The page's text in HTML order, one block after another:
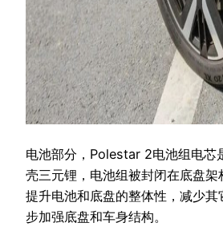
电池部分，Polestar 2电池组电芯
壳三元锂，电池组被封闭在底盘架
提升电池和底盘的整体性，减少其
步加强底盘和车身结构。